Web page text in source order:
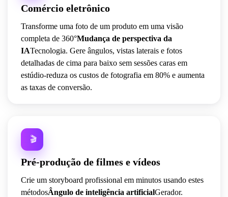
Comércio eletrônico
Transforme uma foto de um produto em uma visão
completa de 360°Mudança de perspectiva da
IATecnologia. Gere ângulos, vistas laterais e fotos
detalhadas de cima para baixo sem sessões caras em
estúdio-reduza os custos de fotografia em 80% e aumenta
as taxas de conversão.
️ 🎬
Pré-produção de filmes e vídeos
Crie um storyboard profissional em minutos usando estes
métodosÂngulo de inteligência artificialGerador.